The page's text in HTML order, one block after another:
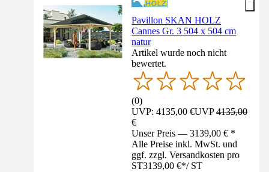
Pavillon SKAN HOLZ
Cannes Gr. 3 504 x 504 cm
natur
Artikel wurde noch nicht
bewertet.
(0)
UVP: 4135,00 €UVP4135,00
€
Unser Preis — 3139,00 € *
Alle Preise inkl. MwSt. und
ggf. zzgl. Versandkosten pro
ST3139,00 €*/ ST